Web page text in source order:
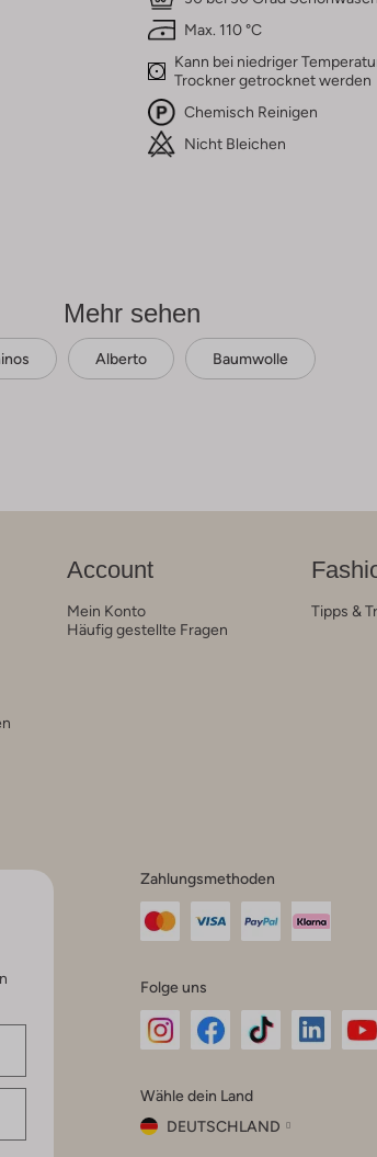
Max. 110 °C
Kann bei niedriger
Trockner getrocknet werden
Chemisch Reinigen
Nicht Bleichen
Mehr sehen
Alberto Baumwolle
Account
Mein Konto
Häufig gestellte Fragen
Tipps &
Zahlungsmethoden
Folge uns
Instagram
Facebook
TikTok
Wähle dein Land
DEUTSCHLAND